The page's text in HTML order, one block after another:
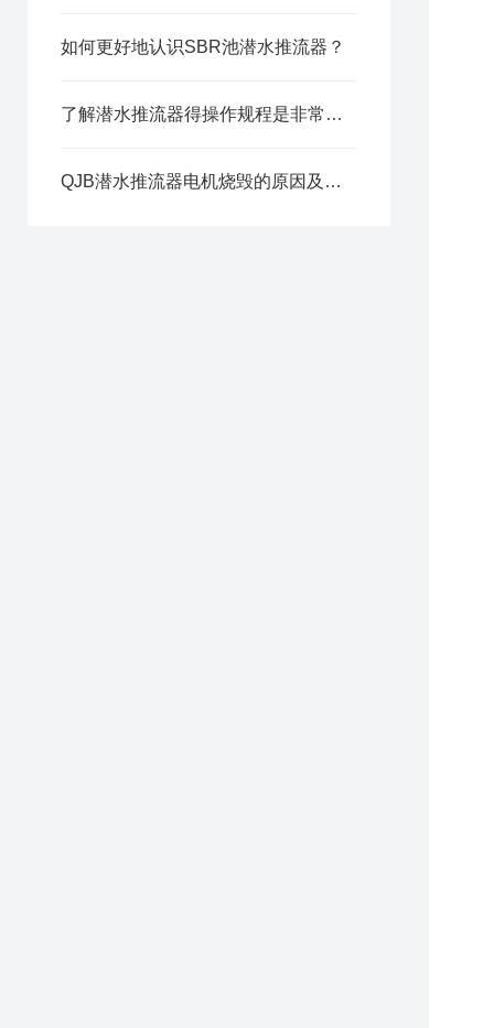
如何更好地认识SBR池潜水推流器？
了解潜水推流器得操作规程是非常重要的
QJB潜水推流器电机烧毁的原因及缓解方法